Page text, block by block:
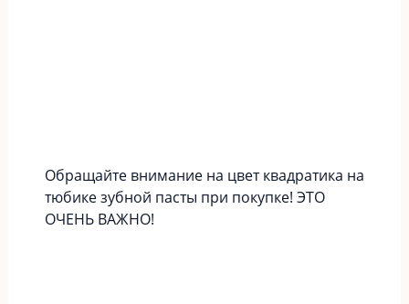
Обращайте внимание на цвет квадратика на
тюбике зубной пасты при покупке! ЭТО
ОЧЕНЬ ВАЖНО!